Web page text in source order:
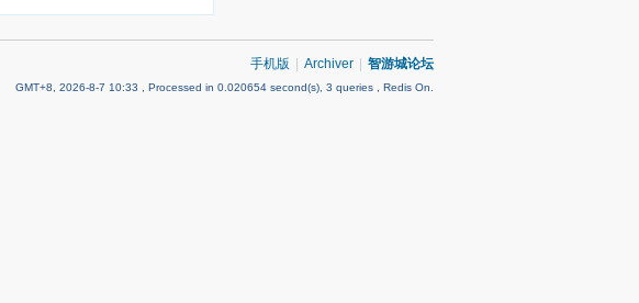
手机版 Archiver 智游城论坛
GMT+8, 2026-8-7 10:33 , Processed in 0.020654 second(s), 3 queries , Redis On.